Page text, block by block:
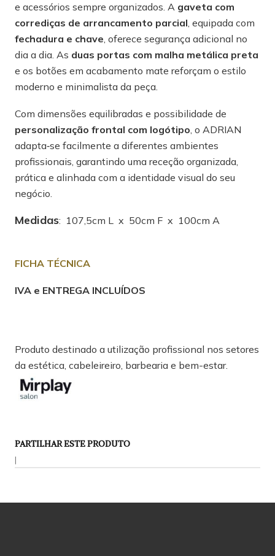
e acessórios sempre organizados. A gaveta com
corrediças de arrancamento parcial, equipada com
fechadura e chave, oferece segurança adicional no
dia a dia. As duas portas com malha metálica preta
e os botões em acabamento mate reforçam o estilo
moderno e minimalista da peça.
Com dimensões equilibradas e possibilidade de
personalização frontal com logótipo, o ADRIAN
adapta‑se facilmente a diferentes ambientes
profissionais, garantindo uma receção organizada,
prática e alinhada com a identidade visual do seu
negócio.
Medidas: 107,5cm L x 50cm F x 100cm A
FICHA TÉCNICA
IVA e ENTREGA INCLUÍDOS
Produto destinado a utilização profissional nos setores
da estética, cabeleireiro, barbearia e bem-estar.
PARTILHAR ESTE PRODUTO
|